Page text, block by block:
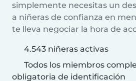
simplemente necesitas un
a niñeras de confianza en
te lleva negociar la hora de
4.543 niñeras activas
Todos los miembros
obligatoria de identificación